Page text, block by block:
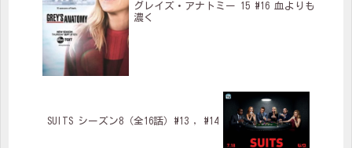
グレイズ・アナトミー 15 #16 血よりも
濃く
SUITS シーズン8（全16話）#13 , #14